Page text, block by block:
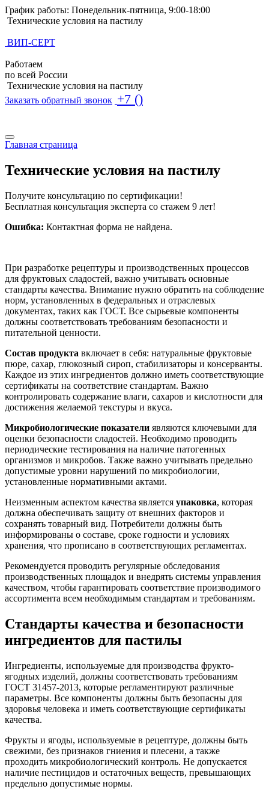
График работы: Понедельник-пятница, 9:00-18:00
Технические условия на пастилу
ВИП-СЕРТ
Работаем
по всей России
Технические условия на пастилу
Заказать обратный звонок +7 ()
Главная страница
Технические условия на пастилу
Получите консультацию по сертификации!
Бесплатная консультация эксперта со стажем 9 лет!
Ошибка: Контактная форма не найдена.
При разработке рецептуры и производственных процессов
для фруктовых сладостей, важно учитывать основные
стандарты качества. Внимание нужно обратить на соблюдение
норм, установленных в федеральных и отраслевых
документах, таких как ГОСТ. Все сырьевые компоненты
должны соответствовать требованиям безопасности и
питательной ценности.
Состав продукта включает в себя: натуральные фруктовые
пюре, сахар, глюкозный сироп, стабилизаторы и консерванты.
Каждое из этих ингредиентов должно иметь соответствующие
сертификаты на соответствие стандартам. Важно
контролировать содержание влаги, сахаров и кислотности для
достижения желаемой текстуры и вкуса.
Микробиологические показатели являются ключевыми для
оценки безопасности сладостей. Необходимо проводить
периодические тестирования на наличие патогенных
организмов и микробов. Также важно учитывать предельно
допустимые уровни нарушений по микробиологии,
установленные нормативными актами.
Неизменным аспектом качества является упаковка, которая
должна обеспечивать защиту от внешних факторов и
сохранять товарный вид. Потребители должны быть
информированы о составе, сроке годности и условиях
хранения, что прописано в соответствующих регламентах.
Рекомендуется проводить регулярные обследования
производственных площадок и внедрять системы управления
качеством, чтобы гарантировать соответствие производимого
ассортимента всем необходимым стандартам и требованиям.
Стандарты качества и безопасности
ингредиентов для пастилы
Ингредиенты, используемые для производства фрукто-
ягодных изделий, должны соответствовать требованиям
ГОСТ 31457-2013, которые регламентируют различные
параметры. Все компоненты должны быть безопасны для
здоровья человека и иметь соответствующие сертификаты
качества.
Фрукты и ягоды, используемые в рецептуре, должны быть
свежими, без признаков гниения и плесени, а также
проходить микробиологический контроль. Не допускается
наличие пестицидов и остаточных веществ, превышающих
предельно допустимые нормы.